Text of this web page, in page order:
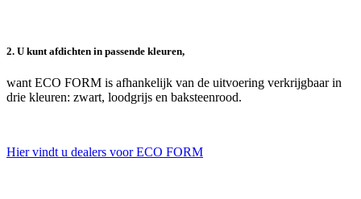
2. U kunt afdichten in passende kleuren,
want ECO FORM is afhankelijk van de uitvoering verkrijgbaar in
drie kleuren: zwart, loodgrijs en baksteenrood.
Hier vindt u dealers voor ECO FORM